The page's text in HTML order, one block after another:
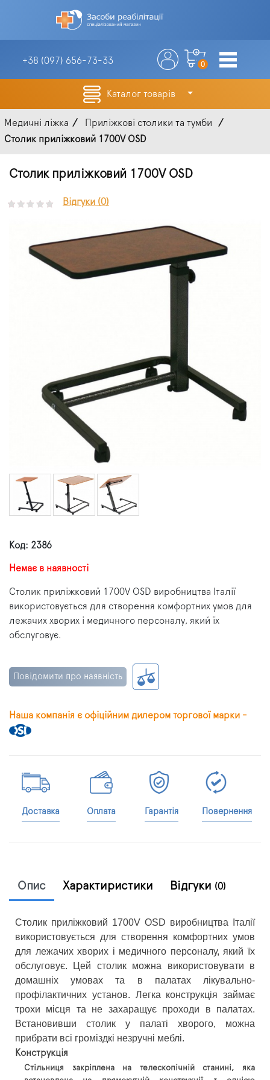
+38 (097) 656-73-33 0
Каталог товарів
Медичні ліжка
Приліжкові столики та тумби
Столик приліжковий 1700V OSD
Столик приліжковий 1700V OSD
Відгуки (0)
Код: 2386
Немає в наявності
Столик приліжковий 1700V OSD виробництва Італії
використовується для створення комфортних умов для
лежачих хворих і медичного персоналу, який їх
обслуговує.
Повідомити про наявність
Наша компанія є офіційним дилером торгової марки -
Доставка Оплата Гарантія Повернення
Опис Характиристики Відгуки (0)
Столик приліжковий 1700V OSD виробництва Італії
використовується для створення комфортних умов
для лежачих хворих і медичного персоналу, який їх
обслуговує. Цей столик можна використовувати в
домашніх умовах та в палатах лікувально-
профілактичних установ. Легка конструкція займає
трохи місця та не захаращує проходи в палатах.
Встановивши столик у палаті хворого, можна
прибрати всі громіздкі незручні меблі.
Конструкція
Стільниця закріплена на телескопічній станині, яка